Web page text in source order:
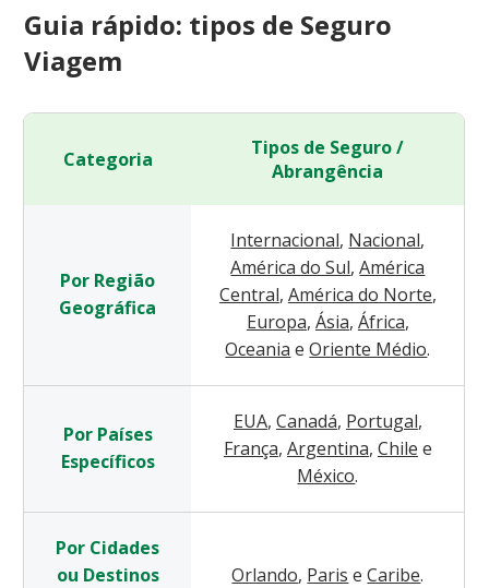
Guia rápido: tipos de Seguro
Viagem
Categoria
Tipos de Seguro /
Abrangência
Por Região
Geográfica
Internacional, Nacional,
América do Sul, América
Central, América do Norte,
Europa, Ásia, África,
Oceania e Oriente Médio.
Por Países
Específicos
EUA, Canadá, Portugal,
França, Argentina, Chile e
México.
Por Cidades
ou Destinos
Orlando, Paris e Caribe.